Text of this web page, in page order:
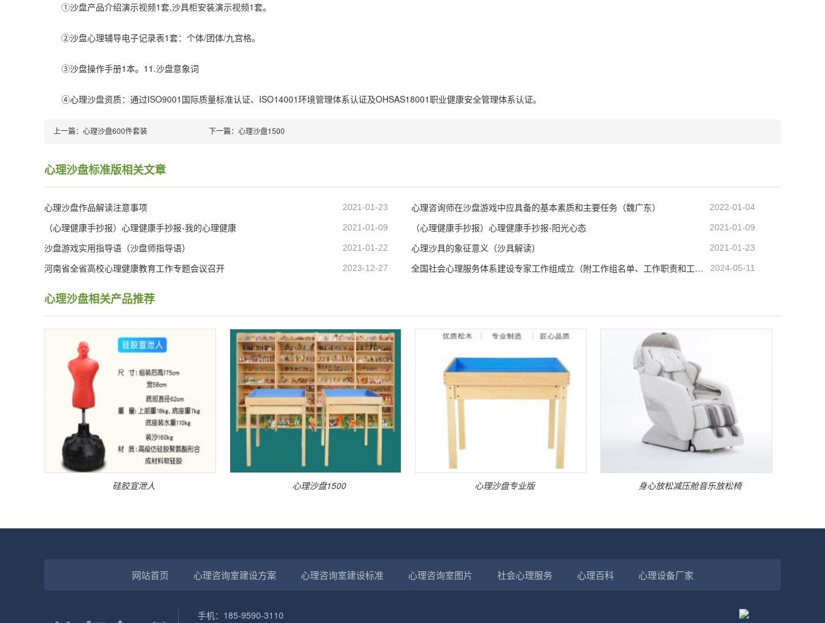
①沙盘产品介绍演示视频1套,沙具柜安装演示视频1套。
②沙盘心理辅导电子记录表1套：个体/团体/九宫格。
③沙盘操作手册1本。11.沙盘意象词
④心理沙盘资质：通过ISO9001国际质量标准认证、ISO14001环境管理体系认证及OHSAS18001职业健康安全管理体系认证。
上一篇： 心理沙盘600件套装 下一篇： 心理沙盘1500
心理沙盘标准版相关文章
心理沙盘作品解读注意事项 2021-01-23 心理咨询师在沙盘游戏中应具备的基本素质和主要任务（魏广东） 2022-01-04
（心理健康手抄报）心理健康手抄报-我的心理健康 2021-01-09 （心理健康手抄报）心理健康手抄报-阳光心态 2021-01-09
沙盘游戏实用指导语（沙盘师指导语） 2021-01-22 心理沙具的象征意义（沙具解读） 2021-01-23
河南省全省高校心理健康教育工作专题会议召开 2023-12-27 全国社会心理服务体系建设专家工作组成立（附工作组名单、工作职责和工作机制） 2024-05-11
心理沙盘相关产品推荐
硅胶宣泄人 心理沙盘1500 心理沙盘专业版 身心放松减压舱音乐放松椅
网站首页 心理咨询室建设方案 心理咨询室建设标准 心理咨询室图片 社会心理服务 心理百科 心理设备厂家
手机：185-9590-3110